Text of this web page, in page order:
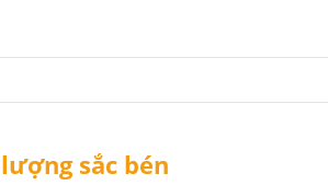
sắc bén